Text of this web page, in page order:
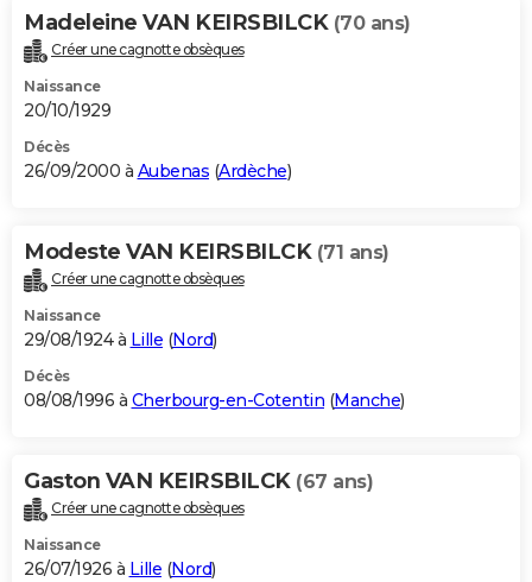
Madeleine VAN KEIRSBILCK (70 ans)
Créer une cagnotte obsèques
Naissance
20/10/1929
Décès
26/09/2000 à Aubenas (Ardèche)
Modeste VAN KEIRSBILCK (71 ans)
Créer une cagnotte obsèques
Naissance
29/08/1924 à Lille (Nord)
Décès
08/08/1996 à Cherbourg-en-Cotentin (Manche)
Gaston VAN KEIRSBILCK (67 ans)
Créer une cagnotte obsèques
Naissance
26/07/1926 à Lille (Nord)